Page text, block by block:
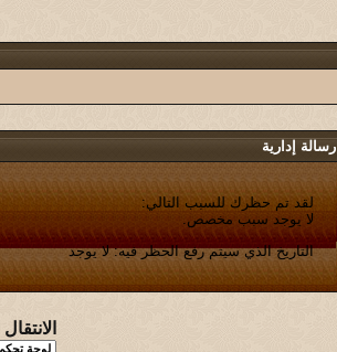
رسالة إدارية
لقد تم حظرك للسبب التالي:
لا يوجد سبب مخصص.
التاريخ الذي سيتم رفع الحظر فيه: لا يوجد